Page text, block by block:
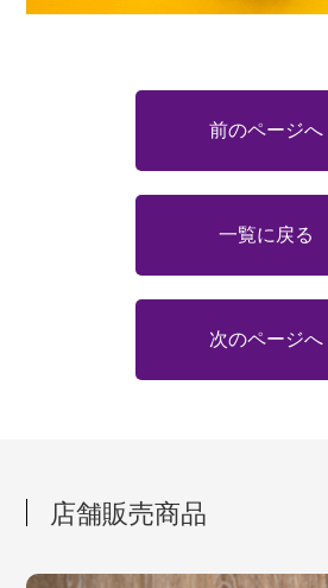
前のページへ
一覧に戻る
次のページへ
店舗販売商品